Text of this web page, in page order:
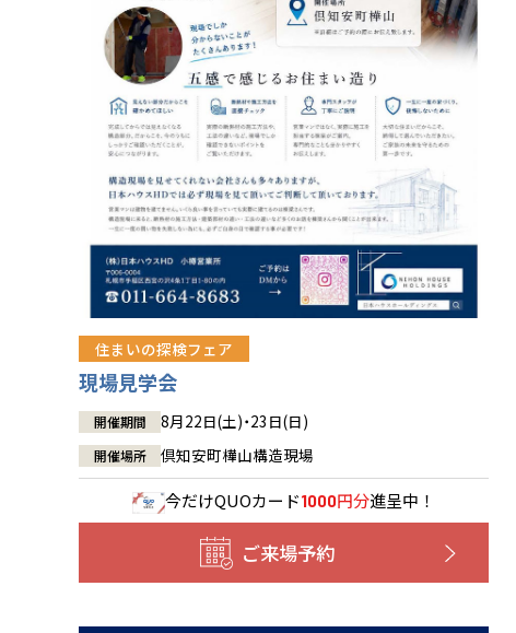
住まいの探検フェア
現場見学会
開催期間 8月22日(土)・23日(日)
開催場所 倶知安町樺山構造現場
今だけQUOカード1000円分進呈中！
ご来場予約